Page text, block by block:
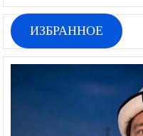
ИЗБРАННОЕ